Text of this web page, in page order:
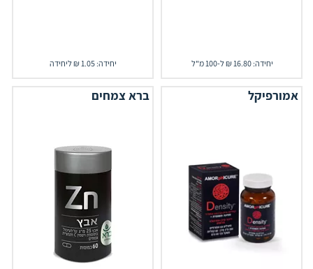
יחידה: 16.80 ₪ ל-100 מ"ל יחידה: 1.05 ₪ ליחידה
אמורפיקל ברא צמחים